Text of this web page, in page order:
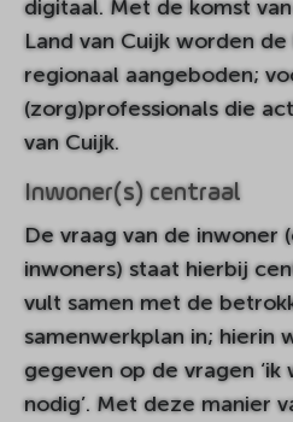
digitaal. Met de komst
Land van Cuijk worden
regionaal aangeboden;
(zorg)professionals die
van Cuijk.
Inwoner(s) centraal
De vraag van de inwoner
inwoners) staat hierbij
vult samen met de
samenwerkplan in; hierin
gegeven op de vragen ‘ik
nodig’. Met deze manier